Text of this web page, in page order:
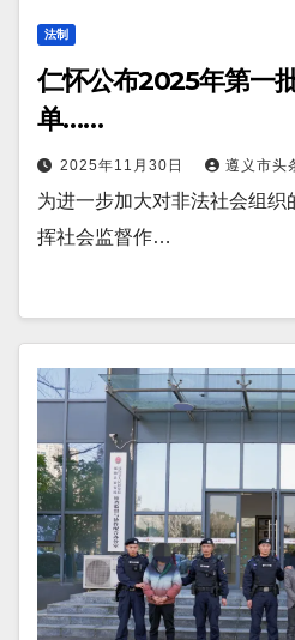
法制
仁怀公布2025年第一
单……
2025年11月30日 遵义市头
为进一步加大对非法社会组
挥社会监督作…